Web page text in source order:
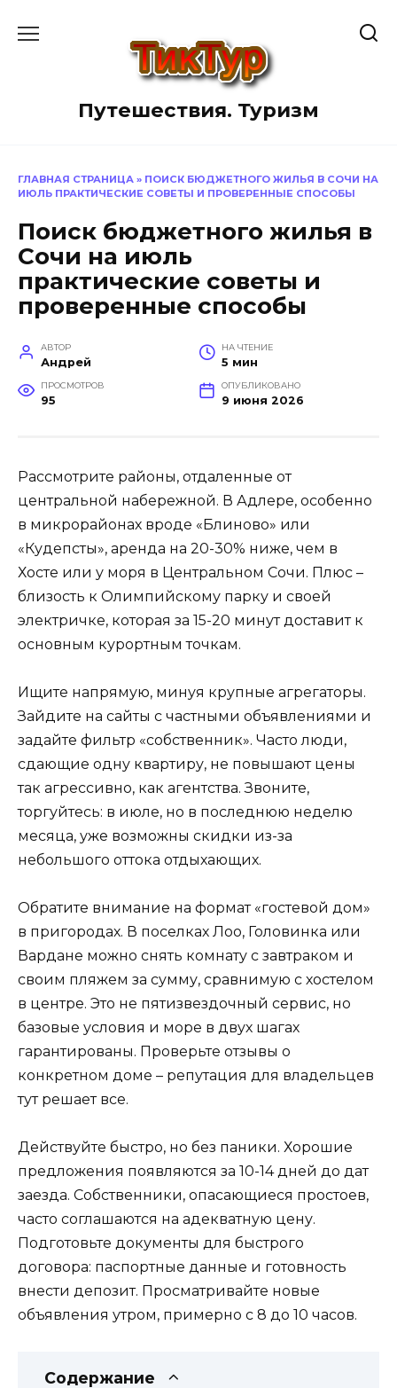
Путешествия. Туризм
ГЛАВНАЯ СТРАНИЦА » ПОИСК БЮДЖЕТНОГО ЖИЛЬЯ В СОЧИ НА
ИЮЛЬ ПРАКТИЧЕСКИЕ СОВЕТЫ И ПРОВЕРЕННЫЕ СПОСОБЫ
Поиск бюджетного жилья в
Сочи на июль
практические советы и
проверенные способы
АВТОР
Андрей
НА ЧТЕНИЕ
5 мин
ПРОСМОТРОВ
95
ОПУБЛИКОВАНО
9 июня 2026
Рассмотрите районы, отдаленные от
центральной набережной. В Адлере, особенно
в микрорайонах вроде «Блиново» или
«Кудепсты», аренда на 20-30% ниже, чем в
Хосте или у моря в Центральном Сочи. Плюс –
близость к Олимпийскому парку и своей
электричке, которая за 15-20 минут доставит к
основным курортным точкам.
Ищите напрямую, минуя крупные агрегаторы.
Зайдите на сайты с частными объявлениями и
задайте фильтр «собственник». Часто люди,
сдающие одну квартиру, не повышают цены
так агрессивно, как агентства. Звоните,
торгуйтесь: в июле, но в последнюю неделю
месяца, уже возможны скидки из-за
небольшого оттока отдыхающих.
Обратите внимание на формат «гостевой дом»
в пригородах. В поселках Лоо, Головинка или
Вардане можно снять комнату с завтраком и
своим пляжем за сумму, сравнимую с хостелом
в центре. Это не пятизвездочный сервис, но
базовые условия и море в двух шагах
гарантированы. Проверьте отзывы о
конкретном доме – репутация для владельцев
тут решает все.
Действуйте быстро, но без паники. Хорошие
предложения появляются за 10-14 дней до дат
заезда. Собственники, опасающиеся простоев,
часто соглашаются на адекватную цену.
Подготовьте документы для быстрого
договора: паспортные данные и готовность
внести депозит. Просматривайте новые
объявления утром, примерно с 8 до 10 часов.
Содержание